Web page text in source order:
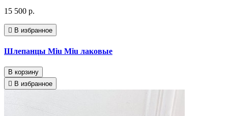
15 500 р.
В избранное
Шлепанцы Miu Miu лаковые
В корзину
В избранное